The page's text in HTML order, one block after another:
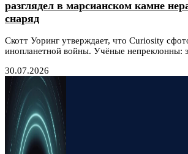
разглядел в марсианском камне
снаряд
Скотт Уоринг утверждает, что Curiosity
инопланетной войны. Учёные непреклонны:
30.07.2026